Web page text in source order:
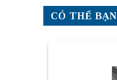
CÓ THỂ